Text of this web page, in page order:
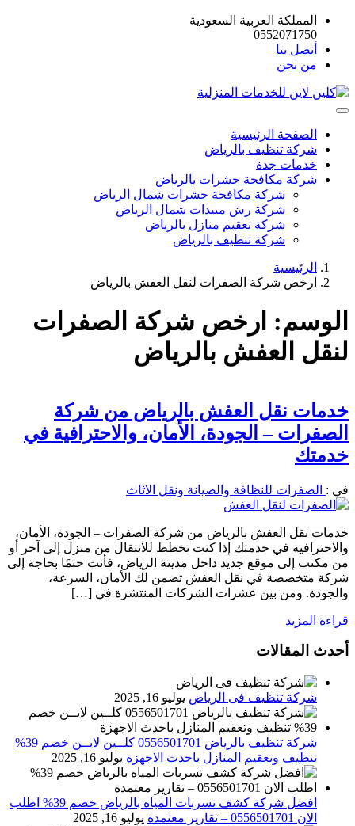
المملكة العربية السعودية
0552071750
أتصل بنا
من نحن
الصفحة الرئيسية
شركة تنظيف بالرياض
خدمات جدة
شركة مكافحة حشرات بالرياض
شركة مكافحة حشرات شمال الرياض
شركة رش مبيدات شمال الرياض
شركة تعقيم منازل بالرياض
شركة تنظيف بالرياض
الرئيسية
ارخص شركة الصفرات لنقل العفش بالرياض
الوسم: ارخص شركة الصفرات
لنقل العفش بالرياض
خدمات نقل العفش بالرياض من شركة
الصفرات – الجودة، الأمان، والاحترافية في
خدمتك
في : الصفرات للنظافة والصيانة ونقل الاثاث
خدمات نقل العفش بالرياض من شركة الصفرات – الجودة، الأمان،
والاحترافية في خدمتك إذا كنت تخطط للانتقال من منزل إلى آخر أو
من مكتب إلى موقع جديد داخل مدينة الرياض، فأنت حتمًا بحاجة إلى
شركة متخصصة في نقل العفش تضمن لك الأمان، السرعة،
والجودة. ومن بين عشرات الشركات المنتشرة في […]
قراءة المزيد
أحدث المقالات
شركة تنظيف فى الرياض يوليو 16, 2025
شركة تنظيف بالرياض 0556501701 كلــين لايــن خصم 39%
تنظيف وتعقيم المنازل باحدث الاجهزة يوليو 16, 2025
افضل شركة كشف تسربات المياه بالرياض خصم 39% اطلب
الان 0556501701‬‏ – تقارير معتمدة
يوليو 16, 2025